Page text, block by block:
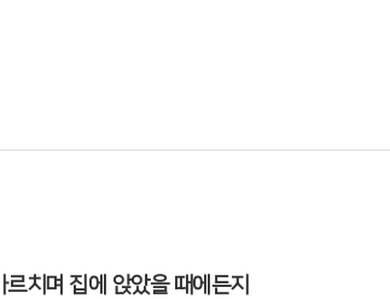
치며 집에 앉았을 때에든지